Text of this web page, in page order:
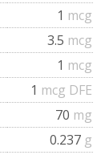
1 mcg
3.5 mcg
1 mcg
1 mcg DFE
70 mg
0.237 g